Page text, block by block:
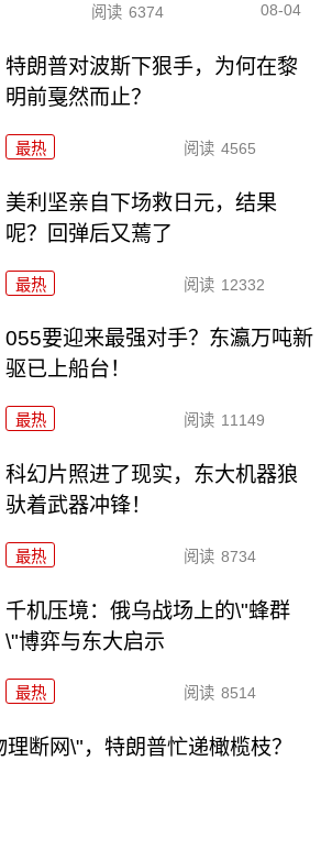
阅读 6374 08-04
特朗普对波斯下狠手，为何在黎
明前戛然而止？
最热 阅读 4565
美利坚亲自下场救日元，结果
呢？回弹后又蔫了
最热 阅读 12332
055要迎来最强对手？东瀛万吨新
驱已上船台！
最热 阅读 11149
科幻片照进了现实，东大机器狼
驮着武器冲锋！
最热 阅读 8734
千机压境：俄乌战场上的\"蜂群
\"博弈与东大启示
最热 阅读 8514
断网\"，特朗普忙递橄榄枝？